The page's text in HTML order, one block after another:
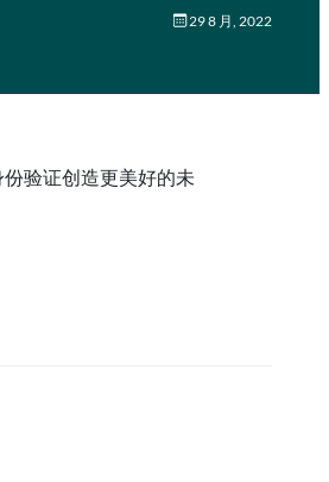
29 8 月, 2022
验证创造更美好的未